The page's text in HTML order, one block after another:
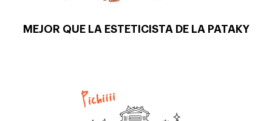
MEJOR QUE LA ESTETICISTA DE LA PATAKY